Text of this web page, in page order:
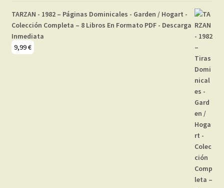
TARZAN - 1982 – Páginas Dominicales - Garden / Hogart -
Colección Completa – 8 Libros En Formato PDF - Descarga
Inmediata
9,99€